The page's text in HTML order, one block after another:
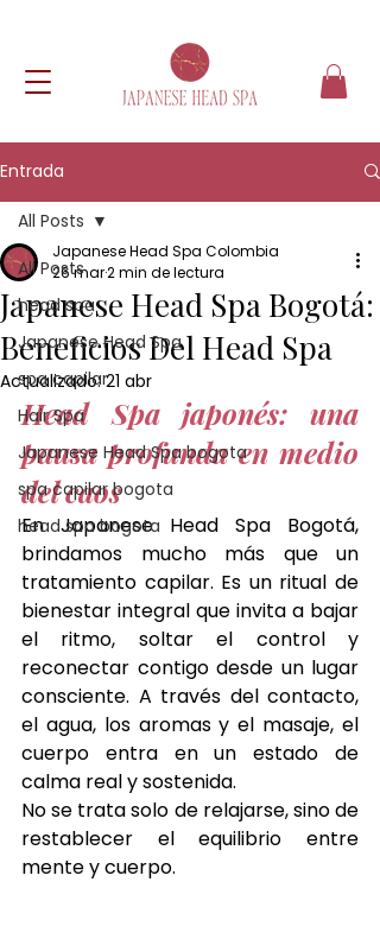
Entrada
All Posts
head spa
Japanese Head Spa
spa capilar
Hair Spa
Japanese Head Spa bogota
spa capilar bogota
head spa bogota
All Posts
Japanese Head Spa Bogotá:
Beneficios Del Head Spa
Japanese Head Spa Colombia
26 mar2 min de lectura
Actualizado:21 abr
Head Spa japonés: una
pausa profunda en medio
del caos
En Japanese Head Spa Bogotá,
brindamos mucho más que un
tratamiento capilar. Es un ritual de
bienestar integral que invita a bajar
el ritmo, soltar el control y
reconectar contigo desde un lugar
consciente. A través del contacto,
el agua, los aromas y el masaje, el
cuerpo entra en un estado de
calma real y sostenida.
No se trata solo de relajarse, sino de
restablecer el equilibrio entre
mente y cuerpo.